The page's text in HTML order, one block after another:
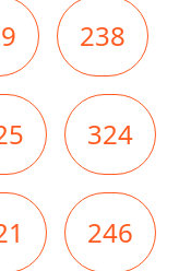
238
324
246